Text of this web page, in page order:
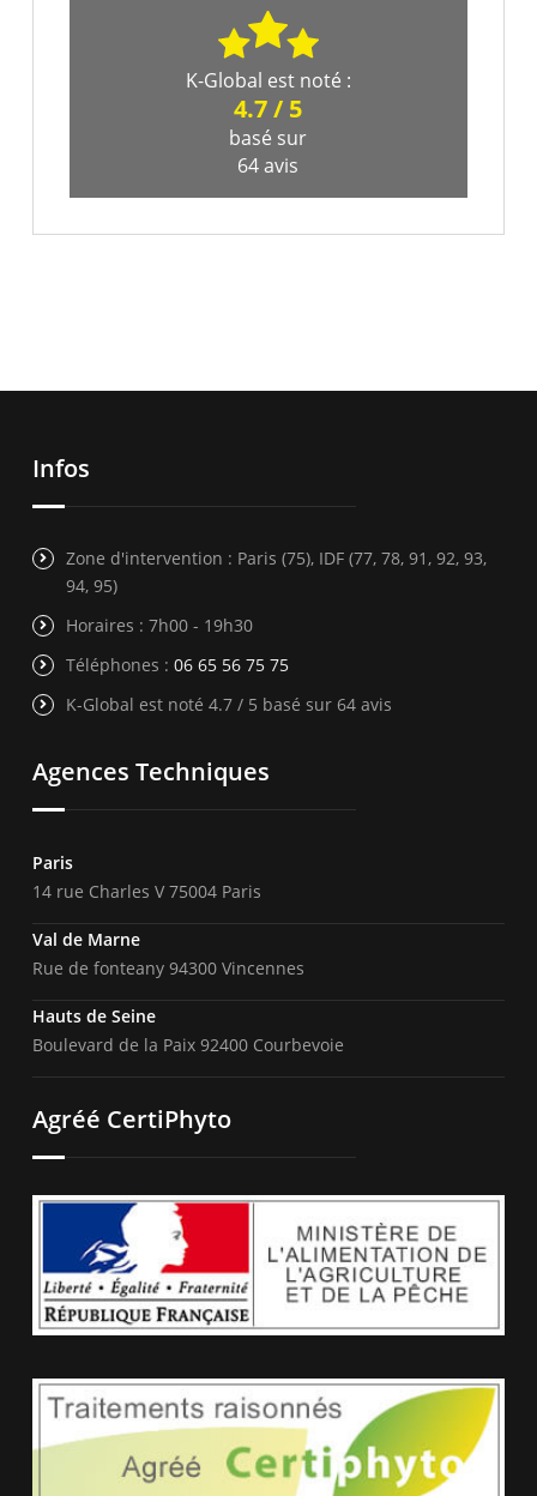
K-Global est noté :
4.7/ 5
basé sur
64avis
Infos
Zone d'intervention : Paris (75), IDF (77, 78, 91, 92, 93,
94, 95)
Horaires : 7h00 - 19h30
Téléphones : 06 65 56 75 75
K-Global est noté 4.7 / 5 basé sur 64 avis
Agences Techniques
Paris
14 rue Charles V 75004 Paris
Val de Marne
Rue de fonteany 94300 Vincennes
Hauts de Seine
Boulevard de la Paix 92400 Courbevoie
Agréé CertiPhyto